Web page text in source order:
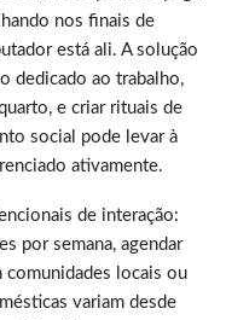
nos finais de
está ali. A solução
dedicado ao trabalho,
e criar rituais de
social pode levar à
ativamente.
de interação:
por semana, agendar
locais ou
variam desde